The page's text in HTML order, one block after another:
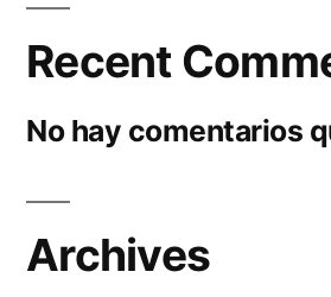
Recent
No hay comentarios
Archives